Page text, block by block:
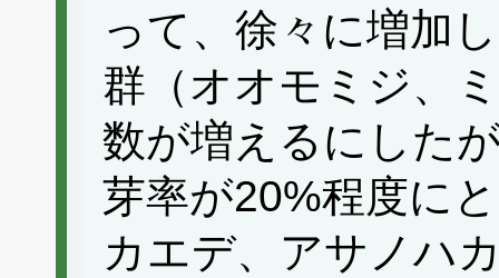
って、徐々に増加
群（オオモミジ、
数が増えるにした
芽率が20%程度に
カエデ、アサノハ